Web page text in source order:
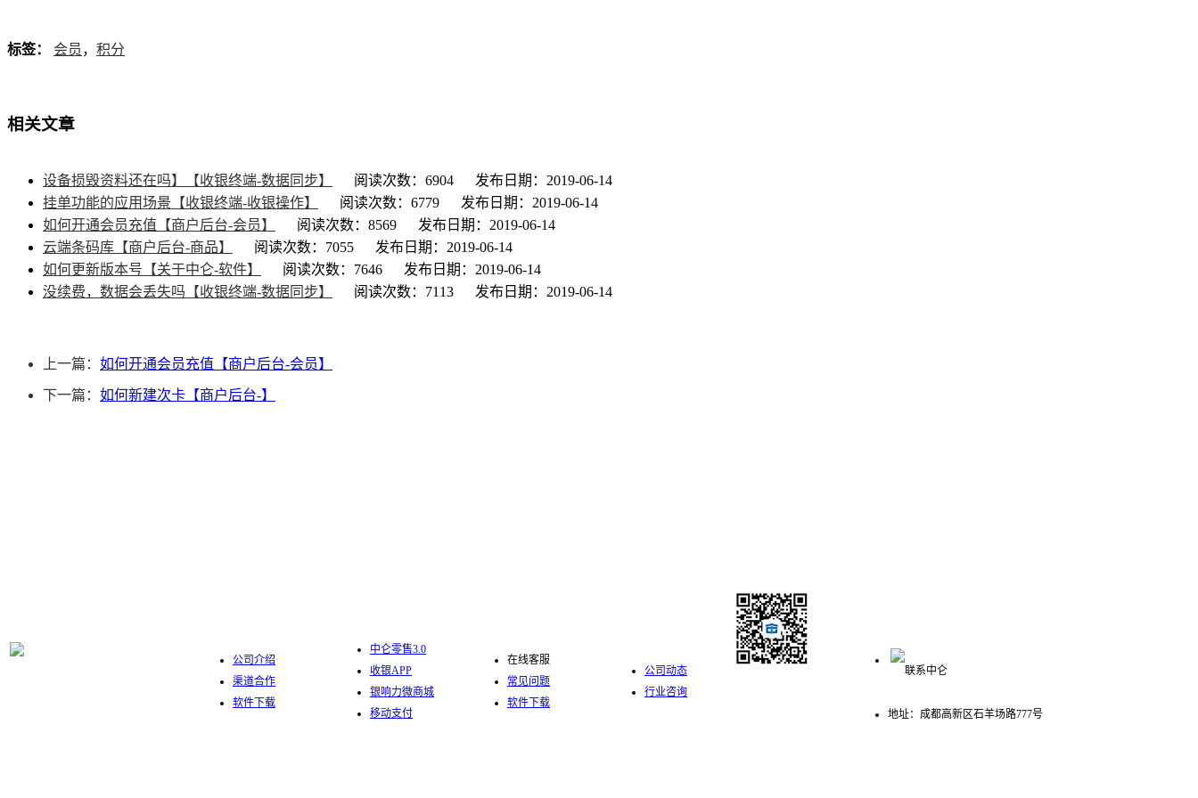
标签： 会员 ， 积分
相关文章
设备损毁资料还在吗】【收银终端-数据同步】 阅读次数：6904
发布日期：2019-06-14
挂单功能的应用场景【收银终端-收银操作】
阅读次数：6779
发布日期：2019-06-14
如何开通会员充值【商户后台-会员】
阅读次数：8569
发布日期：2019-06-14
云端条码库【商户后台-商品】
阅读次数：7055
发布日期：2019-06-14
如何更新版本号【关于中仑-软件】
阅读次数：7646
发布日期：2019-06-14
没续费，数据会丢失吗【收银终端-数据同步】
阅读次数：7113 发布日期：2019-06-14
上一篇： 如何开通会员充值【商户后台-会员】
下一篇： 如何新建次卡【商户后台-】
公司介绍
渠道合作
软件下载
中仑零售3.0
收银APP
银响力微商城
移动支付
在线客服
常见问题
软件下载
公司动态
行业咨询
地址：成都高新区石羊场路777号